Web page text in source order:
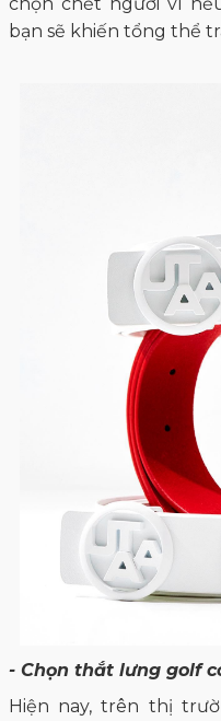
bạn sẽ khiến tổng thể
- Chọn thắt lưng golf
Hiện nay, trên thị